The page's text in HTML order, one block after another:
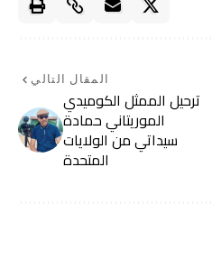
المقال التالي
ترحيل الممثل الكوميدي
الموريتاني حمادة
سيداتي من الولايات
المتحدة